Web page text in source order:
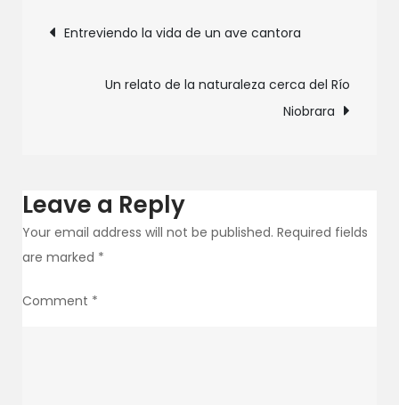
Post
navigation
Entreviendo la vida de un ave cantora
Un relato de la naturaleza cerca del Río
Niobrara
Leave a Reply
Your email address will not be published. Required fields
are marked *
Comment *